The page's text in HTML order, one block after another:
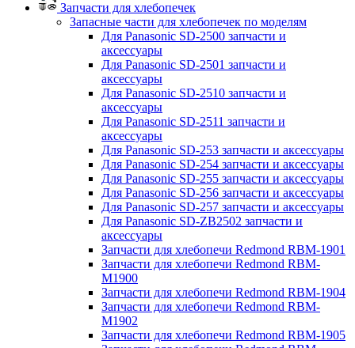
Запчасти для хлебопечек
Запасные части для хлебопечек по моделям
Для Panasonic SD-2500 запчасти и
аксессуары
Для Panasonic SD-2501 запчасти и
аксессуары
Для Panasonic SD-2510 запчасти и
аксессуары
Для Panasonic SD-2511 запчасти и
аксессуары
Для Panasonic SD-253 запчасти и аксессуары
Для Panasonic SD-254 запчасти и аксессуары
Для Panasonic SD-255 запчасти и аксессуары
Для Panasonic SD-256 запчасти и аксессуары
Для Panasonic SD-257 запчасти и аксессуары
Для Panasonic SD-ZB2502 запчасти и
аксессуары
Запчасти для хлебопечи Redmond RBM-1901
Запчасти для хлебопечи Redmond RBM-
M1900
Запчасти для хлебопечи Redmond RBM-1904
Запчасти для хлебопечи Redmond RBM-
M1902
Запчасти для хлебопечи Redmond RBM-1905